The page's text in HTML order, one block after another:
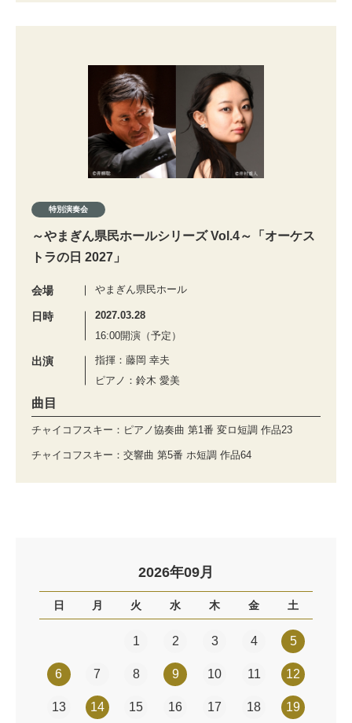
特別演奏会
～やまぎん県民ホールシリーズ Vol.4～「オーケス
トラの日 2027」
会場 やまぎん県民ホール
日時
2027.03.28
16:00開演（予定）
出演
指揮：藤岡 幸夫
ピアノ：鈴木 愛美
曲目
チャイコフスキー：ピアノ協奏曲 第1番 変ロ短調 作品23
チャイコフスキー：交響曲 第5番 ホ短調 作品64
2026年09月
日 月 火 水 木 金 土
1 2 3 4 5
6 7 8 9 10 11 12
13 14 15 16 17 18 19